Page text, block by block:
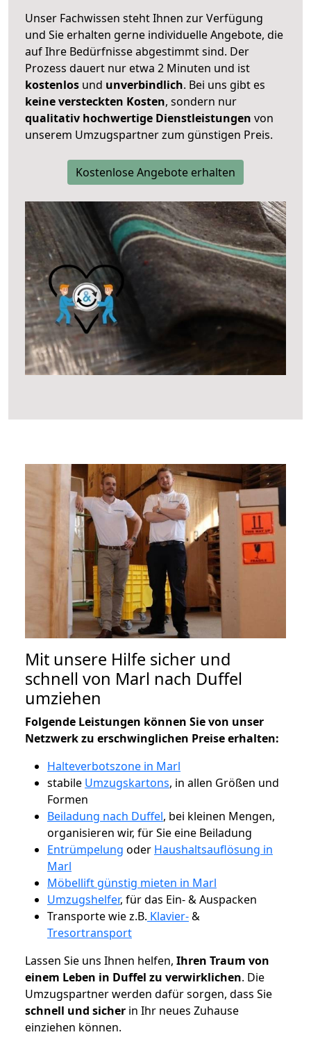
Unser Fachwissen steht Ihnen zur Verfügung
und Sie erhalten gerne individuelle Angebote, die
auf Ihre Bedürfnisse abgestimmt sind. Der
Prozess dauert nur etwa 2 Minuten und ist
kostenlos und unverbindlich. Bei uns gibt es
keine versteckten Kosten, sondern nur
qualitativ hochwertige Dienstleistungen von
unserem Umzugspartner zum günstigen Preis.
Kostenlose Angebote erhalten
Mit unsere Hilfe sicher und
schnell von Marl nach Duffel
umziehen
Folgende Leistungen können Sie von unser
Netzwerk zu erschwinglichen Preise erhalten:
Halteverbotszone in Marl
stabile Umzugskartons, in allen Größen und
Formen
Beiladung nach Duffel, bei kleinen Mengen,
organisieren wir, für Sie eine Beiladung
Entrümpelung oder Haushaltsauflösung in
Marl
Möbellift günstig mieten in Marl
Umzugshelfer, für das Ein- & Auspacken
Transporte wie z.B. Klavier-&
Tresortransport
Lassen Sie uns Ihnen helfen, Ihren Traum von
einem Leben in Duffel zu verwirklichen. Die
Umzugspartner werden dafür sorgen, dass Sie
schnell und sicher in Ihr neues Zuhause
einziehen können.